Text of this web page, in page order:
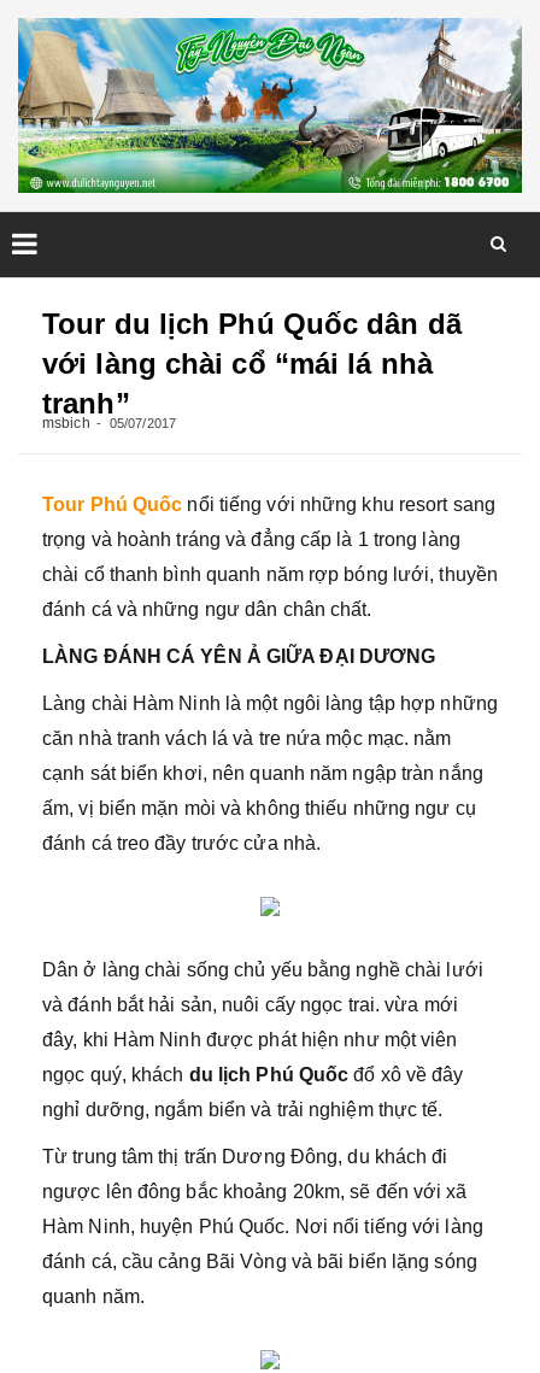
Tour du lịch Phú Quốc dân dã
với làng chài cổ “mái lá nhà
tranh”
msbich 05/07/2017
Tour Phú Quốc nổi tiếng với những khu resort sang
trọng và hoành tráng và đẳng cấp là 1 trong làng
chài cổ thanh bình quanh năm rợp bóng lưới, thuyền
đánh cá và những ngư dân chân chất.
LÀNG ĐÁNH CÁ YÊN Ả GIỮA ĐẠI DƯƠNG
Làng chài Hàm Ninh là một ngôi làng tập hợp những
căn nhà tranh vách lá và tre nứa mộc mạc. nằm
cạnh sát biển khơi, nên quanh năm ngập tràn nắng
ấm, vị biển mặn mòi và không thiếu những ngư cụ
đánh cá treo đầy trước cửa nhà.
Dân ở làng chài sống chủ yếu bằng nghề chài lưới
và đánh bắt hải sản, nuôi cấy ngọc trai. vừa mới
đây, khi Hàm Ninh được phát hiện như một viên
ngọc quý, khách du lịch Phú Quốc đổ xô về đây
nghỉ dưỡng, ngắm biển và trải nghiệm thực tế.
Từ trung tâm thị trấn Dương Đông, du khách đi
ngược lên đông bắc khoảng 20km, sẽ đến với xã
Hàm Ninh, huyện Phú Quốc. Nơi nổi tiếng với làng
đánh cá, cầu cảng Bãi Vòng và bãi biển lặng sóng
quanh năm.